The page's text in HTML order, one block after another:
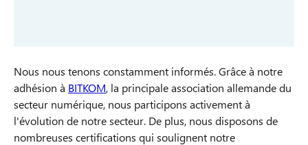
Nous nous tenons constamment informés. Grâce à notre
adhésion à BITKOM, la principale association allemande du
secteur numérique, nous participons activement à
l'évolution de notre secteur. De plus, nous disposons de
nombreuses certifications qui soulignent notre